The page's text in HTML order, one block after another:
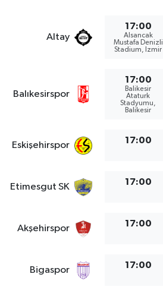
Altay
17:00
Alsancak
Mustafa Denizli
Stadium, Izmir
Balıkesirspor
17:00
Balikesir
Ataturk
Stadyumu,
Balikesir
Eskişehirspor
17:00
Etimesgut SK
17:00
Akşehirspor
17:00
Bigaspor
17:00